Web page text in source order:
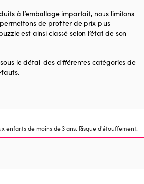
à l’emballage imparfait, nous limitons
de profiter de prix plus
est ainsi classé selon l’état de son
le détail des différentes catégories de
enfants de moins de 3 ans. Risque d'étouffement.